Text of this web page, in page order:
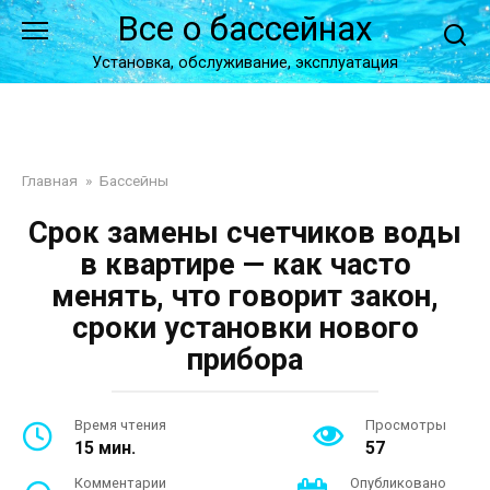
Перейти
к
контенту
Все о бассейнах
Установка, обслуживание, эксплуатация
Главная » Бассейны
Срок замены счетчиков воды
в квартире — как часто
менять, что говорит закон,
сроки установки нового
прибора
Время чтения
15 мин.
Просмотры
57
Комментарии Опубликовано